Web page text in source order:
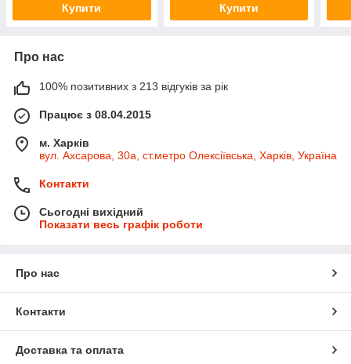
Купити Купити
Про нас
100% позитивних з 213 відгуків за рік
Працює з 08.04.2015
м. Харків
вул. Ахсарова, 30а, ст.метро Олексіївська, Харків, Україна
Контакти
Сьогодні вихідний
Показати весь графік роботи
Про нас
Контакти
Доставка та оплата